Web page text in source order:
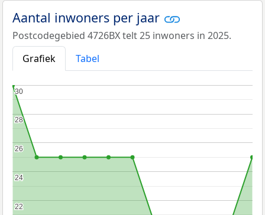
Aantal inwoners per jaar
Postcodegebied 4726BX telt 25 inwoners in 2025.
Grafiek
Tabel
22
22
24
24
26
26
28
28
30
30